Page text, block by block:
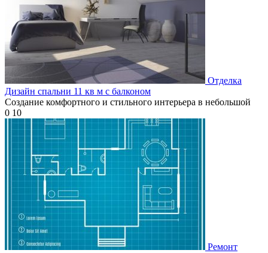
Отделка
Дизайн спальни 11 кв м с балконом
Создание комфортного и стильного интерьера в небольшой
0 10
Ремонт